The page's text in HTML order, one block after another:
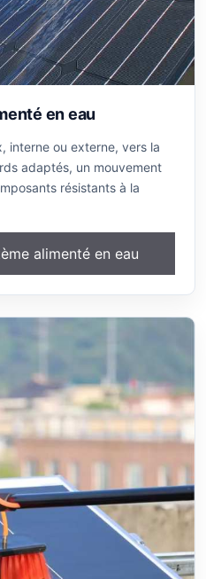
en eau
interne ou externe, vers la
adaptés, un mouvement
résistants à la
alimenté en eau